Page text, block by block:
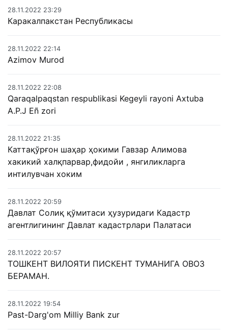
28.11.2022 23:29
Каракалпакстан Республикасы
28.11.2022 22:14
Azimov Murod
28.11.2022 22:08
Qaraqalpaqstan respublikasi Kegeyli rayoni Axtuba
A.P.J Eñ zori
28.11.2022 21:35
Каттақўрғон шаҳар ҳокими Гавзар Алимова
хакикий халқпарвар,фидойи , янгиликларга
интилувчан хоким
28.11.2022 20:59
Давлат Солиқ қўмитаси ҳузуридаги Кадастр
агентлигининг Давлат кадастрлари Палатаси
28.11.2022 20:57
ТОШКЕНТ ВИЛОЯТИ ПИСКЕНТ ТУМАНИГА ОВОЗ
БЕРАМАН.
28.11.2022 19:54
Past-Darg'om Milliy Bank zur